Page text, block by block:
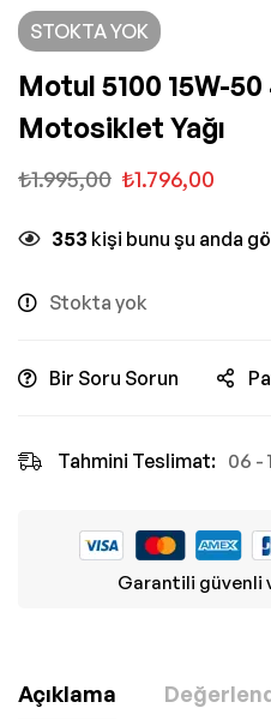
STOKTA YOK
Motul 5100 15W-
Motosiklet Yağı
₺1.995,00 ₺1.796,00
353 kişi bunu şu anda
Stokta yok
Bir Soru Sorun
Tahmini Teslimat: 06 -
Garantili güvenli
Açıklama